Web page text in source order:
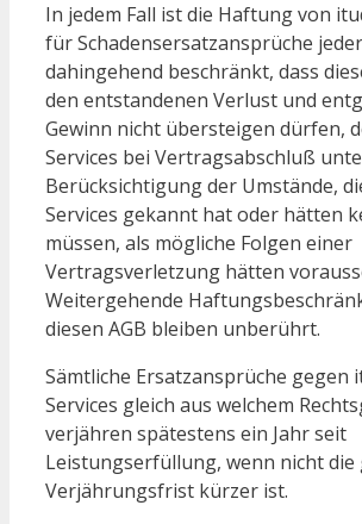
In jedem Fall ist die Haftung von
für Schadensersatzansprüche
dahingehend beschränkt, dass
den entstandenen Verlust und
Gewinn nicht übersteigen dürfen,
Services bei Vertragsabschluß
Berücksichtigung der Umstände,
Services gekannt hat oder hätten
müssen, als mögliche Folgen einer
Vertragsverletzung hätten
Weitergehende
diesen AGB bleiben unberührt.
Sämtliche Ersatzansprüche gegen
Services gleich aus welchem
verjähren spätestens ein Jahr seit
Leistungserfüllung, wenn nicht die
Verjährungsfrist kürzer ist.